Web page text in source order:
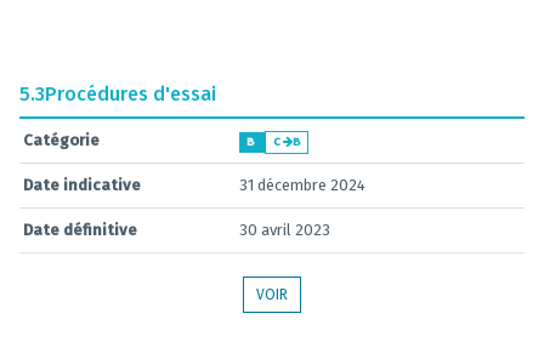
5.3Procédures d'essai
Catégorie B C B
Date indicative 31 décembre 2024
Date définitive 30 avril 2023
VOIR